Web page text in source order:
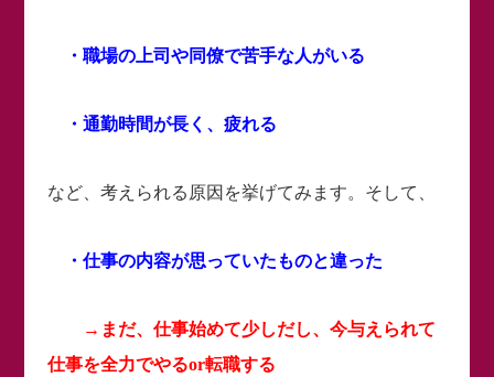
・職場の上司や同僚で苦手な人がいる
・通勤時間が長く、疲れる
など、考えられる原因を挙げてみます。そして、
・仕事の内容が思っていたものと違った
→まだ、仕事始めて少しだし、今与えられて
仕事を全力でやるor転職する